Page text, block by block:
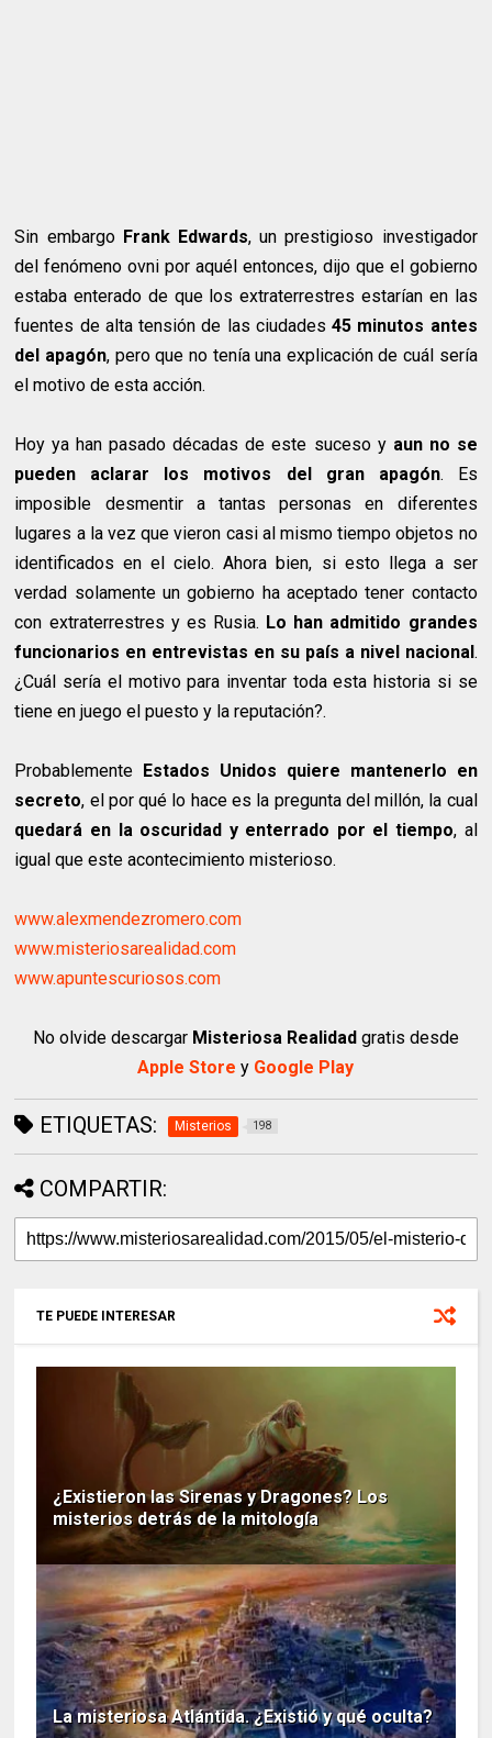
Sin embargo Frank Edwards, un prestigioso investigador
del fenómeno ovni por aquél entonces, dijo que el gobierno
estaba enterado de que los extraterrestres estarían en las
fuentes de alta tensión de las ciudades45 minutos antes
del apagón, pero que no tenía una explicación de cuál sería
el motivo de esta acción.
Hoy ya han pasado décadas de este suceso y aun no se
pueden aclarar los motivos del gran apagón. Es
imposible desmentir a tantas personas en diferentes
lugares a la vez que vieron casi al mismo tiempo objetos no
identificados en el cielo. Ahora bien, si esto llega a ser
verdad solamente un gobierno ha aceptado tener contacto
con extraterrestres y es Rusia. Lo han admitido grandes
funcionarios en entrevistas en su país a nivel nacional.
¿Cuál sería el motivo para inventar toda esta historia si se
tiene en juego el puesto y la reputación?.
Probablemente Estados Unidos quiere mantenerlo en
secreto, el por qué lo hace es la pregunta del millón, la cual
quedará en la oscuridad y enterrado por el tiempo, al
igual que este acontecimiento misterioso.
www.alexmendezromero.com
www.misteriosarealidad.com
www.apuntescuriosos.com
No olvide descargar Misteriosa Realidadgratis desde
Apple Store y Google Play
ETIQUETAS: Misterios 198
COMPARTIR:
TE PUEDE INTERESAR
¿Existieron las Sirenas y Dragones? Los
misterios detrás de la mitología
La misteriosa Atlántida. ¿Existió y qué oculta?